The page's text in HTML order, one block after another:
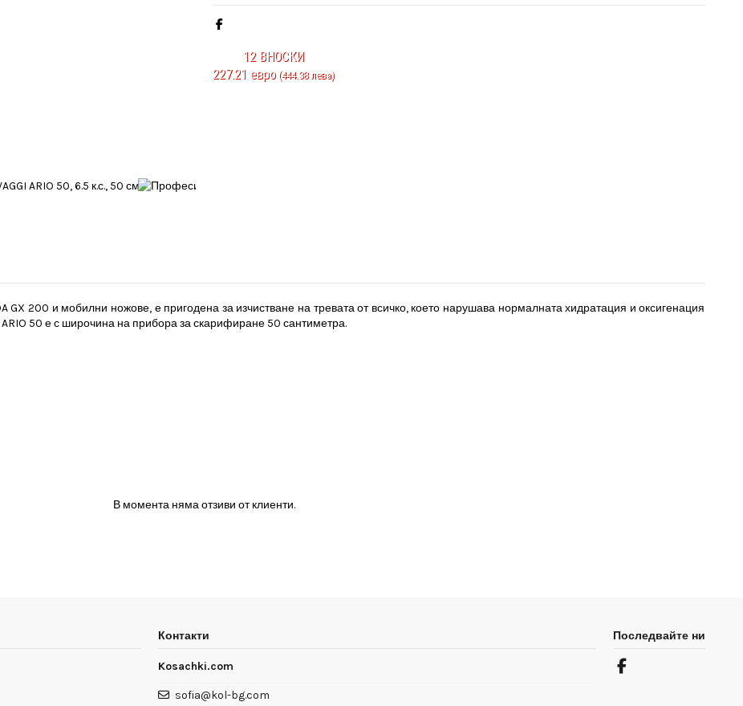
12ВНОСКИ
227.21 евро(444.38 лева)
GX 200 и мобилни ножове, е пригодена за изчистване на тревата от всичко, което нарушава нормалната хидратация и оксигенация
ARIO 50 е с широчина на прибора за скарифиране 50 сантиметра.
В момента няма отзиви от клиенти.
Контакти
Kosachki.com
sofia@kol-bg.com
Последвайте ни